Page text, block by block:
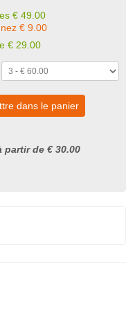
€ 49.00
€ 9.00
€ 29.00
dans le panier
partir de € 30.00